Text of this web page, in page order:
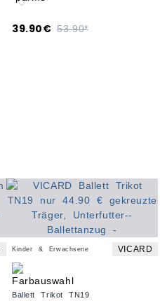
39.90€ 53.90*
Kinder & Erwachsene VICARD
Ballett Trikot TN19